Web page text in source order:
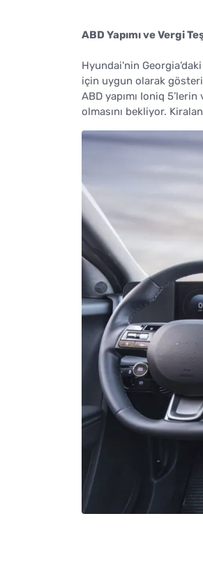
ABD Yapımı ve Vergi
Hyundai'nin
için uygun olarak
ABD yapımı Ioniq
olmasını bekliyor.